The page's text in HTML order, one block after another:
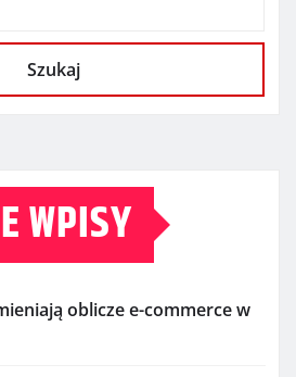
Szukaj
WPISY
oblicze e-commerce w